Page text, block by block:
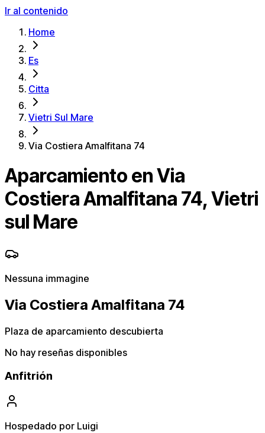
Ir al contenido
Home
Es
Citta
Vietri Sul Mare
Via Costiera Amalfitana 74
Aparcamiento en Via
Costiera Amalfitana 74, Vietri
sul Mare
Nessuna immagine
Via Costiera Amalfitana 74
Plaza de aparcamiento descubierta
No hay reseñas disponibles
Anfitrión
Hospedado por Luigi